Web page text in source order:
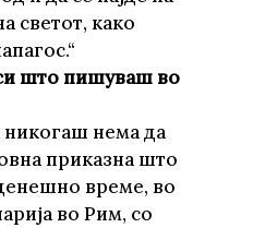
светот, како
што пишуваш во
нема да
приказна што
време, во
во Рим, со